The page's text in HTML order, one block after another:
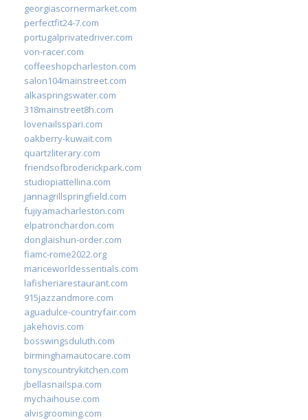
georgiascornermarket.com
perfectfit24-7.com
portugalprivatedriver.com
von-racer.com
coffeeshopcharleston.com
salon104mainstreet.com
alkaspringswater.com
318mainstreet8h.com
lovenailsspari.com
oakberry-kuwait.com
quartzliterary.com
friendsofbroderickpark.com
studiopiattellina.com
jannagrillspringfield.com
fujiyamacharleston.com
elpatronchardon.com
donglaishun-order.com
fiamc-rome2022.org
mariceworldessentials.com
lafisheriarestaurant.com
915jazzandmore.com
aguadulce-countryfair.com
jakehovis.com
bosswingsduluth.com
birminghamautocare.com
tonyscountrykitchen.com
jbellasnailspa.com
mychaihouse.com
alvisgrooming.com